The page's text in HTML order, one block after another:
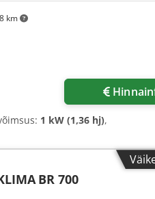
km
1 kW (1,36 hj),
BR 700